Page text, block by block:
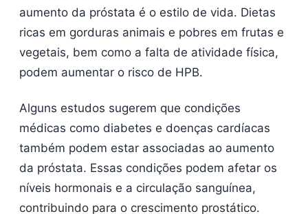
aumento da próstata é o estilo de vida. Dietas
ricas em gorduras animais e pobres em frutas e
vegetais, bem como a falta de atividade física,
podem aumentar o risco de HPB.
Alguns estudos sugerem que condições
médicas como diabetes e doenças cardíacas
também podem estar associadas ao aumento
da próstata. Essas condições podem afetar os
níveis hormonais e a circulação sanguínea,
contribuindo para o crescimento prostático.